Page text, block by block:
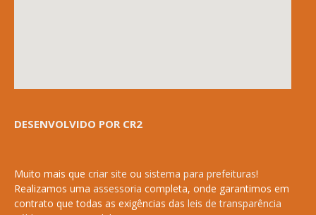
DESENVOLVIDO POR CR2
Muito mais que criar site ou sistema para prefeituras!
Realizamos uma assessoria completa, onde garantimos em
contrato que todas as exigências das leis de transparência